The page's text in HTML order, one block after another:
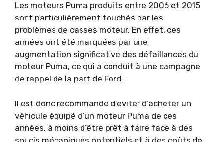
Les moteurs Puma produits entre 2006 et 2015
sont particulièrement touchés par les
problèmes de casses moteur. En effet, ces
années ont été marquées par une
augmentation significative des défaillances du
moteur Puma, ce qui a conduit à une campagne
de rappel de la part de Ford.
Il est donc recommandé d’éviter d’acheter un
véhicule équipé d’un moteur Puma de ces
années, à moins d’être prêt à faire face à des
soucis mécaniques potentiels et à des coûts de